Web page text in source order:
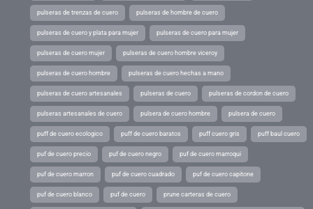
pulseras de trenzas de cuero pulseras de hombre de cuero
pulseras de cuero y plata para mujer pulseras de cuero para mujer
pulseras de cuero mujer pulseras de cuero hombre viceroy
pulseras de cuero hombre pulseras de cuero hechas a mano
pulseras de cuero artesanales pulseras de cuero pulseras de cordon de cuero
pulseras artesanales de cuero pulsera de cuero hombre pulsera de cuero
puff de cuero ecologico puff de cuero baratos puff cuero gris puff baul cuero
puf de cuero precio puf de cuero negro puf de cuero marroqui
puf de cuero marron puf de cuero cuadrado puf de cuero capitone
puf de cuero blanco puf de cuero prune carteras de cuero